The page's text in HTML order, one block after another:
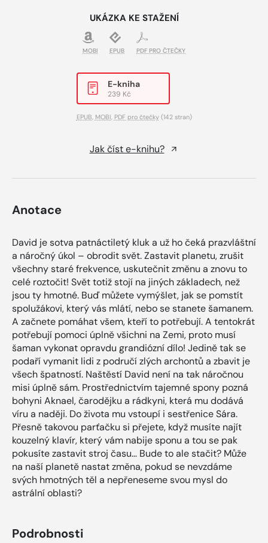
UKÁZKA KE STAŽENÍ
MOBI EPUB PDF PRO ČTEČKY
E-kniha
239 Kč
EPUB, MOBI, PDF pro čtečky(142 stran)
Jak číst e-knihu?
Anotace
David je sotva patnáctiletý kluk a už ho čeká prazvláštní
a náročný úkol – obrodit svět. Zastavit planetu, zrušit
všechny staré frekvence, uskutečnit změnu a znovu to
celé roztočit! Svět totiž stojí na jiných základech, než
jsou ty hmotné. Buď můžete vymýšlet, jak se pomstít
spolužákovi, který vás mlátí, nebo se stanete šamanem.
A začnete pomáhat všem, kteří to potřebují. A tentokrát
potřebují pomoci úplně všichni na Zemi, proto musí
šaman vykonat opravdu grandiózní dílo! Jedině tak se
podaří vymanit lidi z područí zlých archontů a zbavit je
všech špatností. Naštěstí David není na tak náročnou
misi úplně sám. Prostřednictvím tajemné spony pozná
bohyni Aknael, čarodějku a rádkyni, která mu dodává
víru a naději. Do života mu vstoupí i sestřenice Sára.
Přesně takovou parťačku si přejete, když musíte najít
kouzelný klavír, který vám nabije sponu a tou se pak
pokusíte zastavit stroj času… Bude to ale stačit? Může
na naší planetě nastat změna, pokud se nevzdáme
svých hmotných těl a nepřeneseme svou mysl do
astrální oblasti?
Podrobnosti